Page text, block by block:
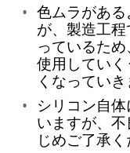
色ムラがあ
が、製造工
っているため
使用してい
くなっていき
シリコン自
いますが、
じめご了承く